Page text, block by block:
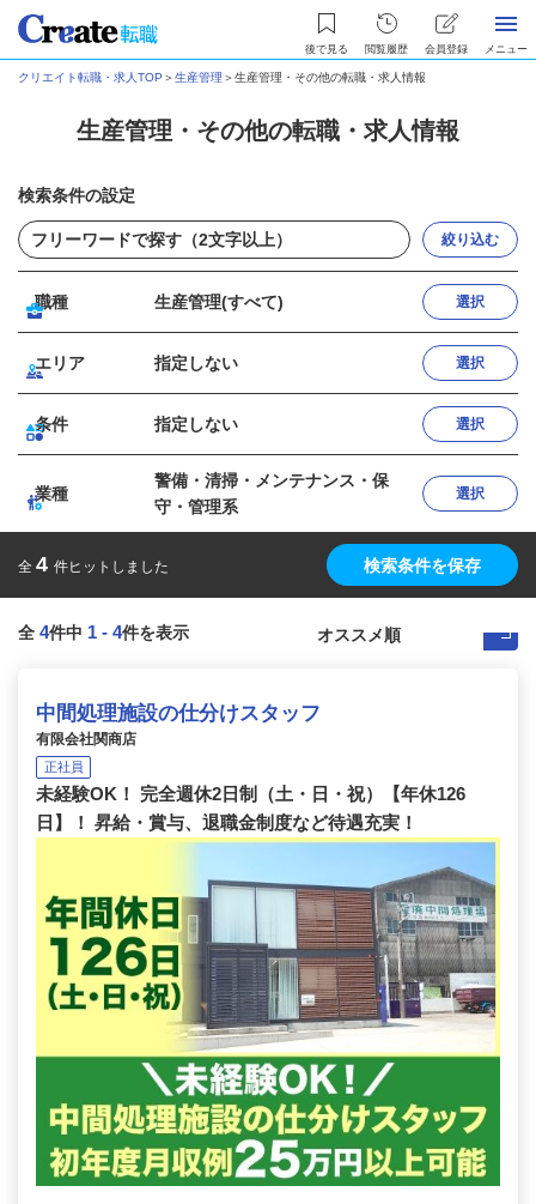
後で見る 閲覧履歴 会員登録 メニュー
クリエイト転職・求人TOP ＞生産管理 ＞生産管理・その他の転職・求人情報
生産管理・その他の転職・求人情報
検索条件の設定
絞り込む
職種 生産管理(すべて) 選択
エリア 指定しない 選択
条件 指定しない 選択
業種
警備・清掃・メンテナンス・保
守・管理系
選択
全 4 件ヒットしました 検索条件を保存
全 4件中 1 - 4件を表示
中間処理施設の仕分けスタッフ
有限会社関商店
正社員
未経験OK！ 完全週休2日制（土・日・祝）【年休126
日】！ 昇給・賞与、退職金制度など待遇充実！